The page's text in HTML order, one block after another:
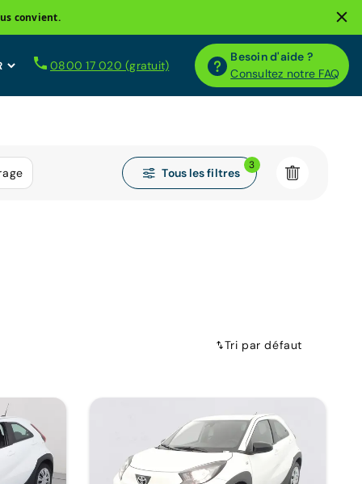
convient.
0800 17 020 (gratuit)
Besoin d'aide ?
Consultez notre FAQ
Tous les filtres
3
Tri par défaut